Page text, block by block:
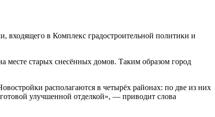
входящего в Комплекс градостроительной политики и
старых снесённых домов. Таким образом город
располагаются в четырёх районах: по две из них
улучшенной отделкой», — приводит слова